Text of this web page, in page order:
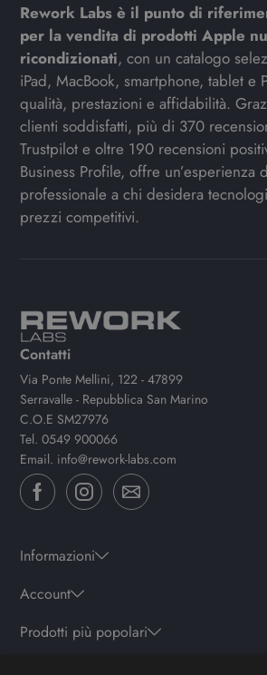
Rework Labs è il punto di
per la vendita di prodotti Apple
ricondizionati, con un catalogo
iPad, MacBook, smartphone, tablet e
qualità, prestazioni e affidabilità.
clienti soddisfatti, più di 370
Trustpilot e oltre 190 recensioni
Business Profile, offre un’esperienza
professionale a chi desidera
prezzi competitivi.
Contatti
Via Ponte Mellini, 122 - 47899
Serravalle - Repubblica San Marino
C.O.E SM27976
Tel.0549 900066
Email. info@rework-labs.com
Informazioni
Account
Prodotti più popolari